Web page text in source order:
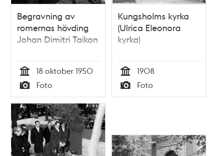
Begravning av
romernas hövding
Johan Dimitri Taikon
Tid
18 oktober 1950
Typ
Foto
Kungsholms kyrka
(Ulrica Eleonora
kyrka)
Tid
1908
Typ
Foto